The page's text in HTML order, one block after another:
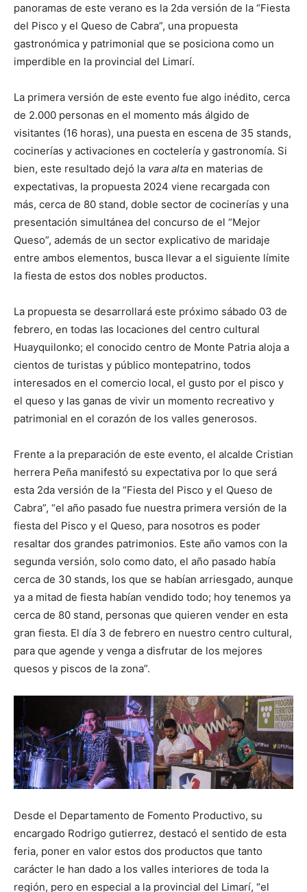
panoramas de este verano es la 2da versión de la “Fiesta
del Pisco y el Queso de Cabra”, una propuesta
gastronómica y patrimonial que se posiciona como un
imperdible en la provincial del Limarí.
La primera versión de este evento fue algo inédito, cerca
de 2.000 personas en el momento más álgido de
visitantes (16 horas), una puesta en escena de 35 stands,
cocinerías y activaciones en coctelería y gastronomía. Si
bien, este resultado dejó la vara alta en materias de
expectativas, la propuesta 2024 viene recargada con
más, cerca de 80 stand, doble sector de cocinerías y una
presentación simultánea del concurso de el “Mejor
Queso”, además de un sector explicativo de maridaje
entre ambos elementos, busca llevar a el siguiente límite
la fiesta de estos dos nobles productos.
La propuesta se desarrollará este próximo sábado 03 de
febrero, en todas las locaciones del centro cultural
Huayquilonko; el conocido centro de Monte Patria aloja a
cientos de turistas y público montepatrino, todos
interesados en el comercio local, el gusto por el pisco y
el queso y las ganas de vivir un momento recreativo y
patrimonial en el corazón de los valles generosos.
Frente a la preparación de este evento, el alcalde Cristian
herrera Peña manifestó su expectativa por lo que será
esta 2da versión de la “Fiesta del Pisco y el Queso de
Cabra”, “el año pasado fue nuestra primera versión de la
fiesta del Pisco y el Queso, para nosotros es poder
resaltar dos grandes patrimonios. Este año vamos con la
segunda versión, solo como dato, el año pasado había
cerca de 30 stands, los que se habían arriesgado, aunque
ya a mitad de fiesta habían vendido todo; hoy tenemos ya
cerca de 80 stand, personas que quieren vender en esta
gran fiesta. El día 3 de febrero en nuestro centro cultural,
para que agende y venga a disfrutar de los mejores
quesos y piscos de la zona”.
Desde el Departamento de Fomento Productivo, su
encargado Rodrigo gutierrez, destacó el sentido de esta
feria, poner en valor estos dos productos que tanto
carácter le han dado a los valles interiores de toda la
región, pero en especial a la provincial del Limarí, “el